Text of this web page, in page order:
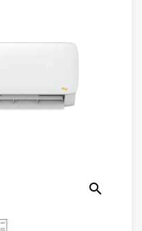
search